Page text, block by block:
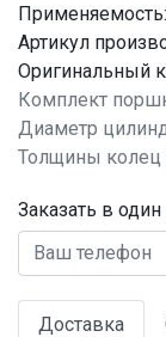
Применяемость:
Артикул
Оригинальный
Комплект
Диаметр
Толщины колец
Заказать в один
Доставка